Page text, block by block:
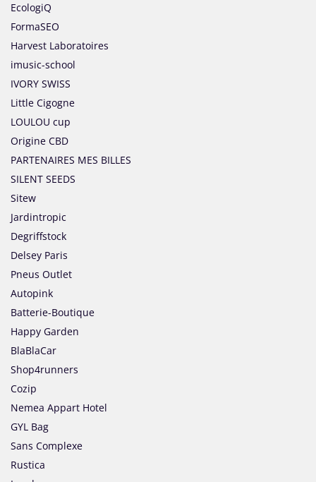
EcologiQ
FormaSEO
Harvest Laboratoires
imusic-school
IVORY SWISS
Little Cigogne
LOULOU cup
Origine CBD
PARTENAIRES MES BILLES
SILENT SEEDS
Sitew
Jardintropic
Degriffstock
Delsey Paris
Pneus Outlet
Autopink
Batterie-Boutique
Happy Garden
BlaBlaCar
Shop4runners
Cozip
Nemea Appart Hotel
GYL Bag
Sans Complexe
Rustica